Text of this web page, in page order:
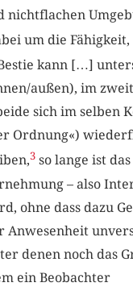
um die Fähigkeit,
kann […]
außen), im
sich im selben
Ordnung«)
3so lange ist
– also
ohne dass dazu
Anwesenheit
denen noch das
ein Beobachter